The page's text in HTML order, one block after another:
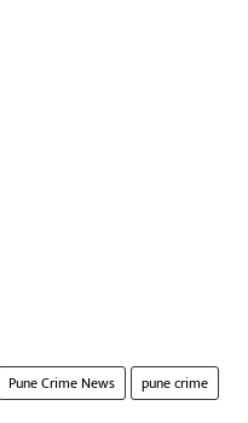
Pune Crime News
pune crime